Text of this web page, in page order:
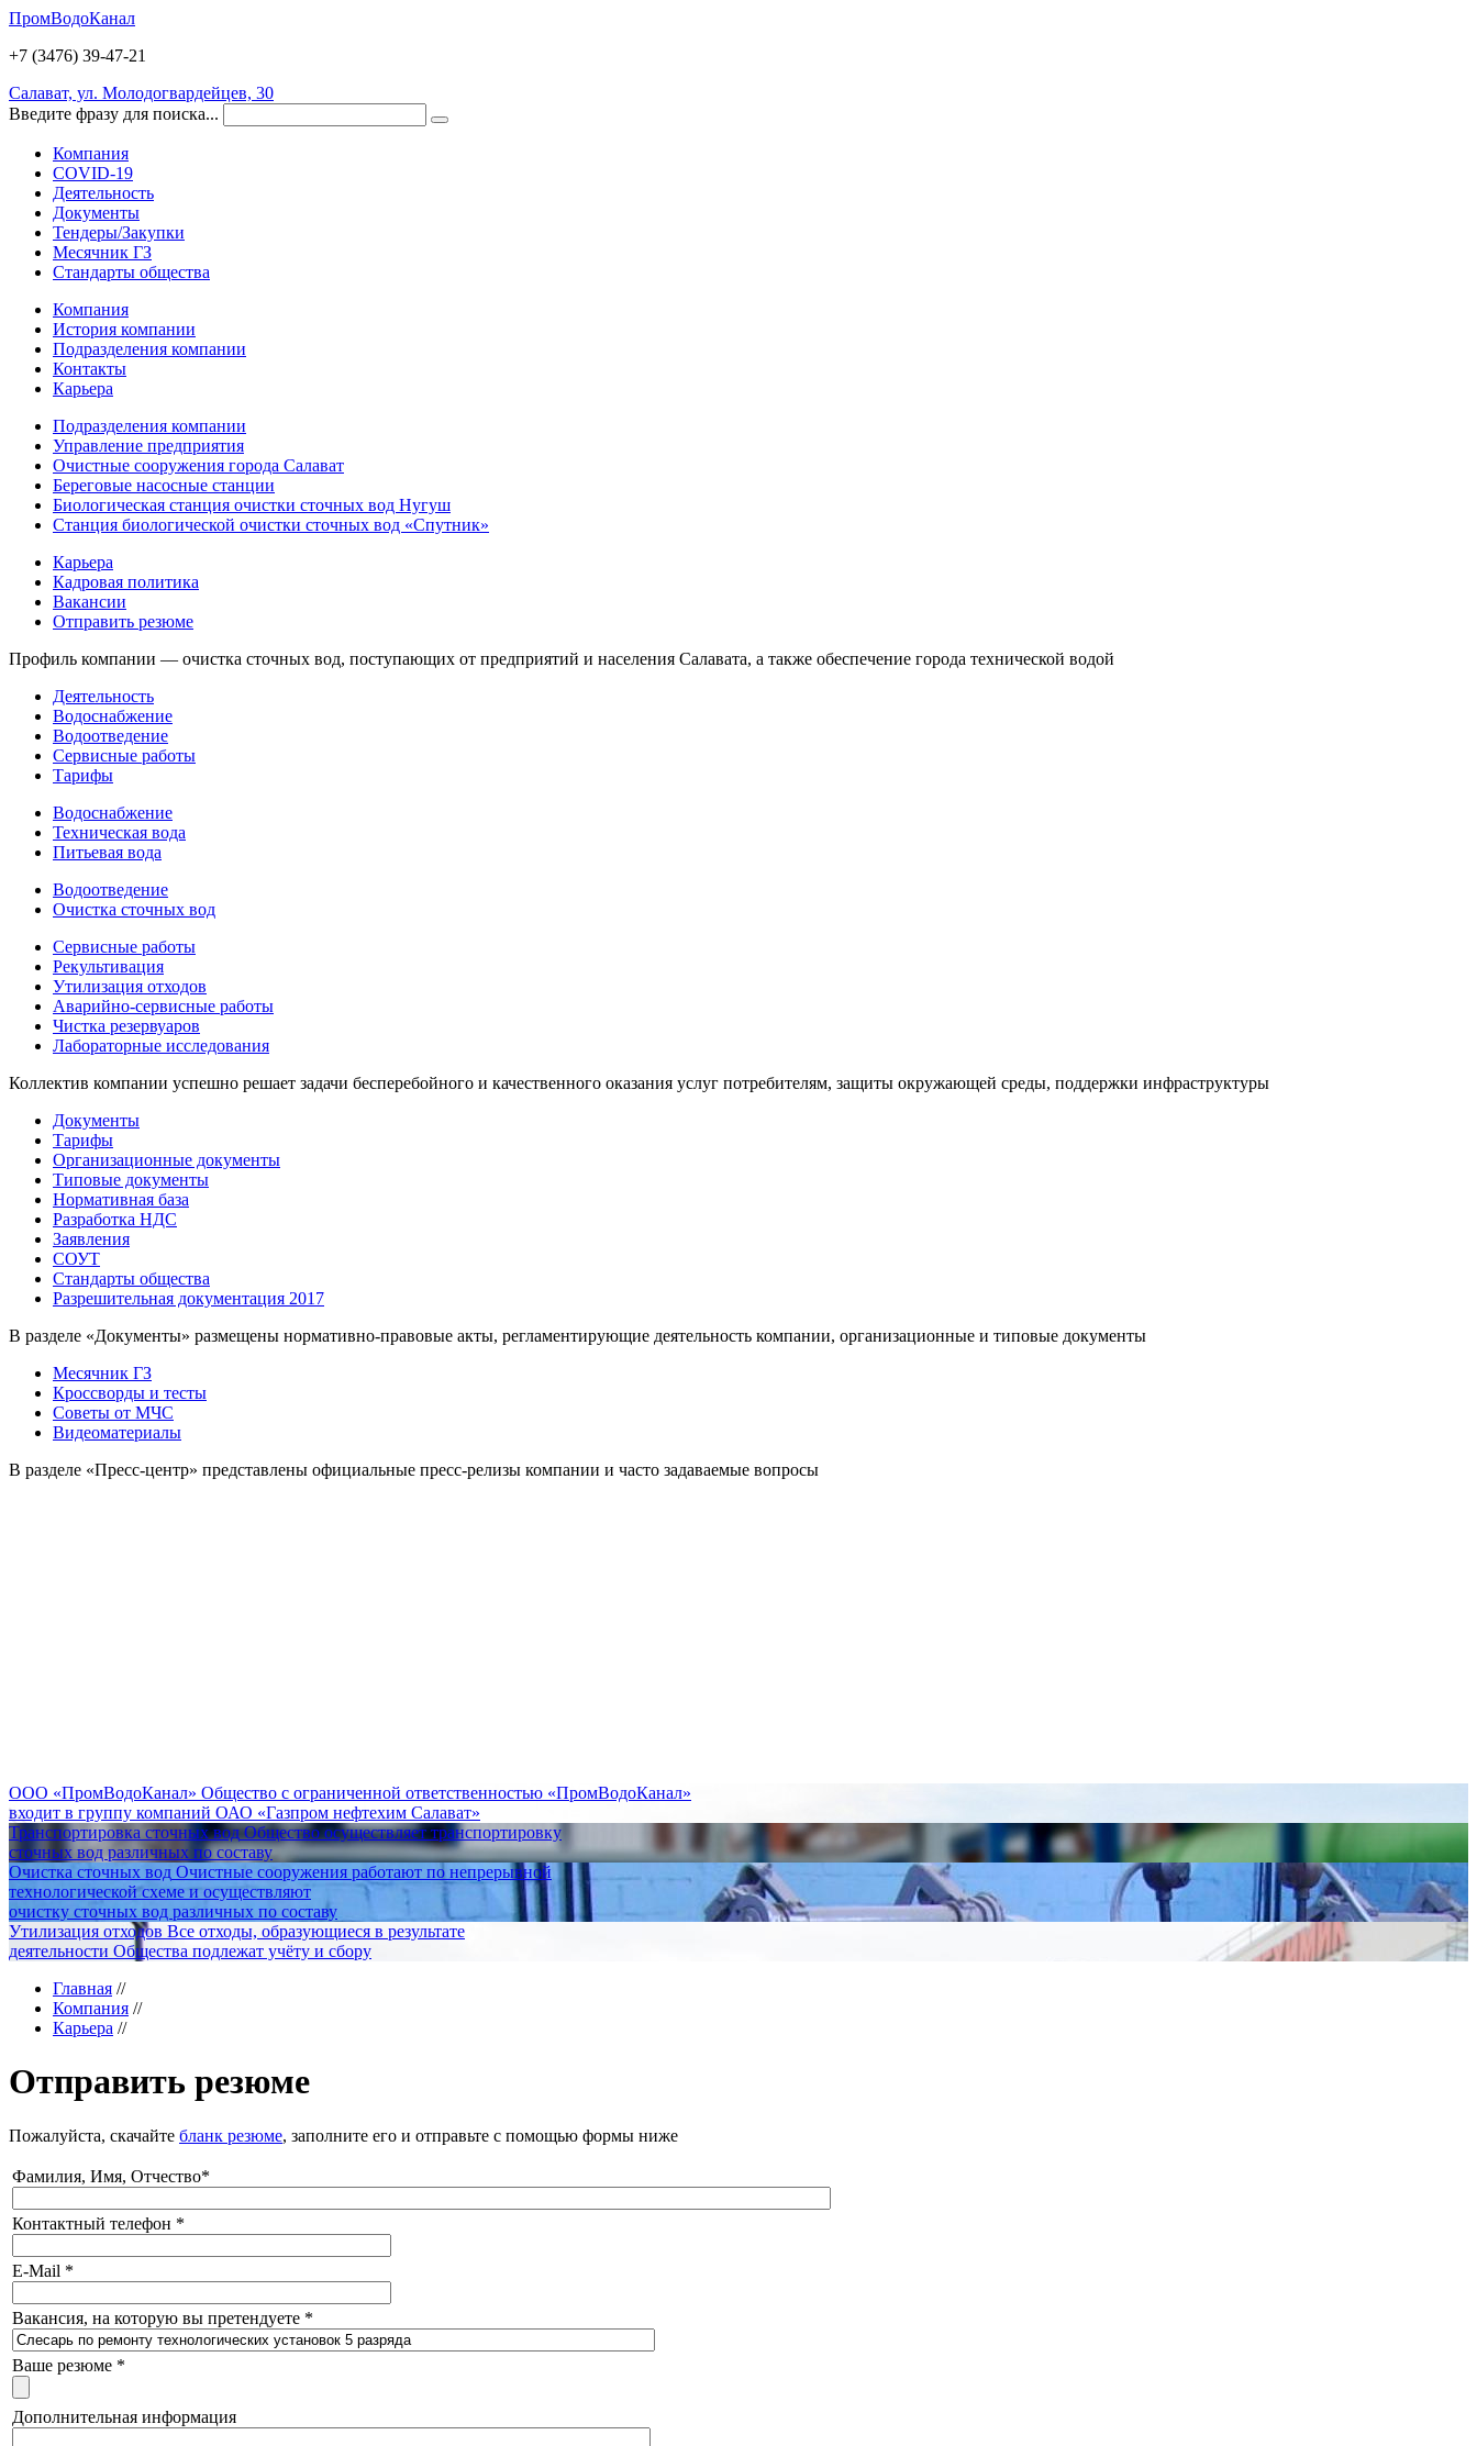
ПромВодоКанал
+7 (3476) 39-47-21
Салават, ул. Молодогвардейцев, 30
Введите фразу для поиска...
Компания
COVID-19
Деятельность
Документы
Тендеры/Закупки
Месячник ГЗ
Стандарты общества
Компания
История компании
Подразделения компании
Контакты
Карьера
Подразделения компании
Управление предприятия
Очистные сооружения города Салават
Береговые насосные станции
Биологическая станция очистки сточных вод Нугуш
Станция биологической очистки сточных вод «Спутник»
Карьера
Кадровая политика
Вакансии
Отправить резюме
Профиль компании — очистка сточных вод, поступающих от предприятий и населения Салавата, а также обеспечение города технической водой
Деятельность
Водоснабжение
Водоотведение
Сервисные работы
Тарифы
Водоснабжение
Техническая вода
Питьевая вода
Водоотведение
Очистка сточных вод
Сервисные работы
Рекультивация
Утилизация отходов
Аварийно-сервисные работы
Чистка резервуаров
Лабораторные исследования
Коллектив компании успешно решает задачи бесперебойного и качественного оказания услуг потребителям, защиты окружающей среды, поддержки инфраструктуры
Документы
Тарифы
Организационные документы
Типовые документы
Нормативная база
Разработка НДС
Заявления
СОУТ
Стандарты общества
Разрешительная документация 2017
В разделе «Документы» размещены нормативно-правовые акты, регламентирующие деятельность компании, организационные и типовые документы
Месячник ГЗ
Кроссворды и тесты
Советы от МЧС
Видеоматериалы
В разделе «Пресс-центр» представлены официальные пресс-релизы компании и часто задаваемые вопросы
ООО «ПромВодоКанал» Общество с ограниченной ответственностью «ПромВодоКанал»
входит в группу компаний ОАО «Газпром нефтехим Салават»
Транспортировка сточных вод Общество осуществляет транспортировку
сточных вод различных по составу
Очистка сточных вод Очистные сооружения работают по непрерывной
технологической схеме и осуществляют
очистку сточных вод различных по составу
Утилизация отходов Все отходы, образующиеся в результате
деятельности Общества подлежат учёту и сбору
Главная //
Компания //
Карьера //
Отправить резюме
Пожалуйста, скачайте бланк резюме, заполните его и отправьте с помощью формы ниже
Фамилия, Имя, Отчество*
Контактный телефон *
E-Mail *
Вакансия, на которую вы претендуете *
Ваше резюме *
Дополнительная информация